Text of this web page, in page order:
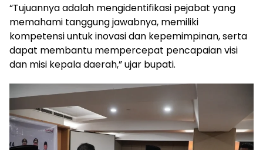
“Tujuannya adalah mengidentifikasi pejabat yang
memahami tanggung jawabnya, memiliki
kompetensi untuk inovasi dan kepemimpinan, serta
dapat membantu mempercepat pencapaian visi
dan misi kepala daerah,” ujar bupati.